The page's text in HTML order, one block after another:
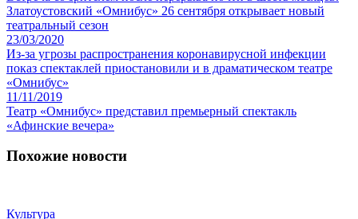
Златоустовский «Омнибус» 26 сентября открывает новый
театральный сезон
23/03/2020
Из-за угрозы распространения коронавирусной инфекции
показ спектаклей приостановили и в драматическом театре
«Омнибус»
11/11/2019
Театр «Омнибус» представил премьерный спектакль
«Афинские вечера»
Похожие новости
Культура